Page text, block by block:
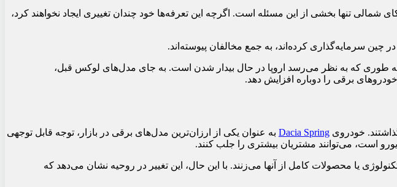
تنها بخشی از این مسئله است. اگرچه این تعرفه‌ها خود چندان تغییری ایجاد نخواهند کرد،
اکنون نشانه‌های تغییر را مشاهده می‌کنند به طوری که به نظر می‌رسد اروپا در حال بیدار شدن است. به جای مدل‌های لوکس قبل،
برقی را دوباره افزایش دهد.
Dacia Spring به عنوان یکی از ارزان‌ترین مدل‌های برقی در بازار، توجه قابل توجهی
یا محصولات کامل از آنها می‌زنند. با این حال، این تغییر در روحیه نشان می‌دهد که